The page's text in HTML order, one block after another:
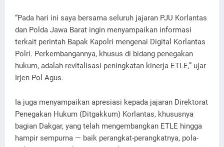
“Pada hari ini saya bersama seluruh jajaran PJU Korlantas
dan Polda Jawa Barat ingin menyampaikan informasi
terkait perintah Bapak Kapolri mengenai Digital Korlantas
Polri. Perkembangannya, khusus di bidang penegakan
hukum, adalah revitalisasi peningkatan kinerja ETLE,” ujar
Irjen Pol Agus.
Ia juga menyampaikan apresiasi kepada jajaran Direktorat
Penegakan Hukum (Ditgakkum) Korlantas, khususnya
bagian Dakgar, yang telah mengembangkan ETLE hingga
hampir sempurna — baik perangkat-perangkatnya, pola-